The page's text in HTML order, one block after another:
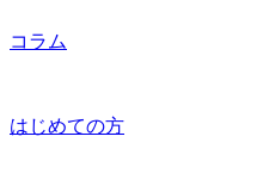
コラム
はじめての方